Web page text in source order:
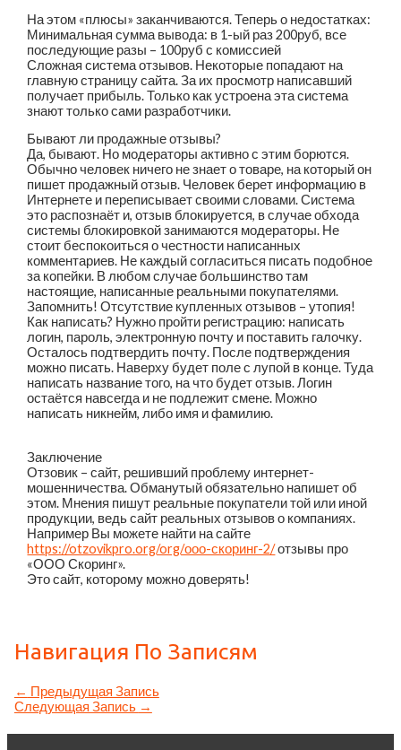
На этом «плюсы» заканчиваются. Теперь о недостатках:
Минимальная сумма вывода: в 1-ый раз 200руб, все
последующие разы – 100руб с комиссией
Сложная система отзывов. Некоторые попадают на
главную страницу сайта. За их просмотр написавший
получает прибыль. Только как устроена эта система
знают только сами разработчики.
Бывают ли продажные отзывы?
Да, бывают. Но модераторы активно с этим борются.
Обычно человек ничего не знает о товаре, на который он
пишет продажный отзыв. Человек берет информацию в
Интернете и переписывает своими словами. Система
это распознаёт и, отзыв блокируется, в случае обхода
системы блокировкой занимаются модераторы. Не
стоит беспокоиться о честности написанных
комментариев. Не каждый согласиться писать подобное
за копейки. В любом случае большинство там
настоящие, написанные реальными покупателями.
Запомнить! Отсутствие купленных отзывов – утопия!
Как написать? Нужно пройти регистрацию: написать
логин, пароль, электронную почту и поставить галочку.
Осталось подтвердить почту. После подтверждения
можно писать. Наверху будет поле с лупой в конце. Туда
написать название того, на что будет отзыв. Логин
остаётся навсегда и не подлежит смене. Можно
написать никнейм, либо имя и фамилию.
Заключение
Отзовик – сайт, решивший проблему интернет-
мошенничества. Обманутый обязательно напишет об
этом. Мнения пишут реальные покупатели той или иной
продукции, ведь сайт реальных отзывов о компаниях.
Например Вы можете найти на сайте
https://otzovikpro.org/org/ооо-скоринг-2/отзывы про
«ООО Скоринг».
Это сайт, которому можно доверять!
Навигация По Записям
← Предыдущая Запись
Следующая Запись →